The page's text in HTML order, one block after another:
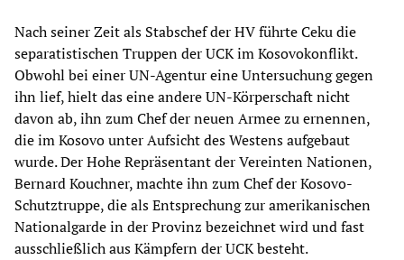
Nach seiner Zeit als Stabschef der HV führte Ceku die
separatistischen Truppen der UCK im Kosovokonflikt.
Obwohl bei einer UN-Agentur eine Untersuchung gegen
ihn lief, hielt das eine andere UN-Körperschaft nicht
davon ab, ihn zum Chef der neuen Armee zu ernennen,
die im Kosovo unter Aufsicht des Westens aufgebaut
wurde. Der Hohe Repräsentant der Vereinten Nationen,
Bernard Kouchner, machte ihn zum Chef der Kosovo-
Schutztruppe, die als Entsprechung zur amerikanischen
Nationalgarde in der Provinz bezeichnet wird und fast
ausschließlich aus Kämpfern der UCK besteht.